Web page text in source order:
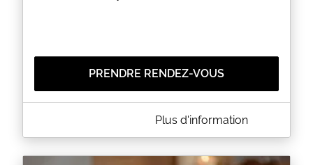
PRENDRE RENDEZ-VOUS
A PROPOS DE LE COCON D ERINE
Institut de beauté et de soins haute technologie
Pigmentation esthétique et réparatrice
Plus d'information